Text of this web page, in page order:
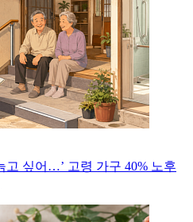
고 싶어…’ 고령 가구 40% 노후